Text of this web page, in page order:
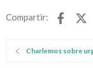
Compartir:
Charlemos sobre